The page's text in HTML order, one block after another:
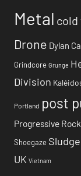
Metal cold
Drone Dylan
Grindcore Grunge
Division
Portland post
Progressive Rock
Shoegaze Sludge
UK Vietnam